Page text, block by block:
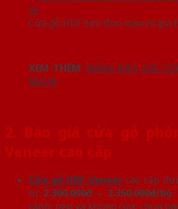
Cửa gỗ HDF sơn đơn màu có giá
XEM THÊM: BẢNG BÁO GIÁ
NHỰA
2. Báo giá cửa gỗ
Veneer cao cấp
Cửa gỗ HDF Veneercao cấp
từ 2.300.000đ – 2.350.000đ/bộ.
cánh, nẹp và khung cửa, chưa